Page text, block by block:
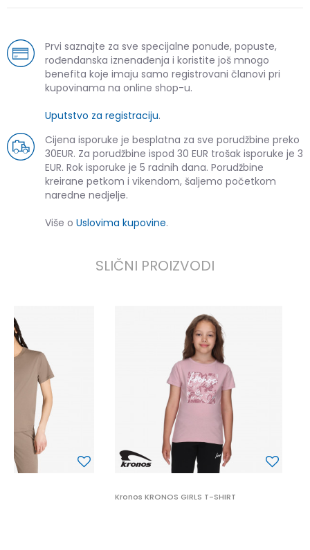
Prvi saznajte za sve specijalne ponude, popuste,
rođendanska iznenađenja i koristite još mnogo
benefita koje imaju samo registrovani članovi pri
kupovinama na online shop-u.
Uputstvo za registraciju.
Cijena isporuke je besplatna za sve porudžbine preko
30EUR. Za porudžbine ispod 30 EUR trošak isporuke je 3
EUR. Rok isporuke je 5 radnih dana. Porudžbine
kreirane petkom i vikendom, šaljemo početkom
naredne nedjelje.
Više o Uslovima kupovine.
SLIČNI PROIZVODI
Kronos KRONOS GIRLS T-SHIRT